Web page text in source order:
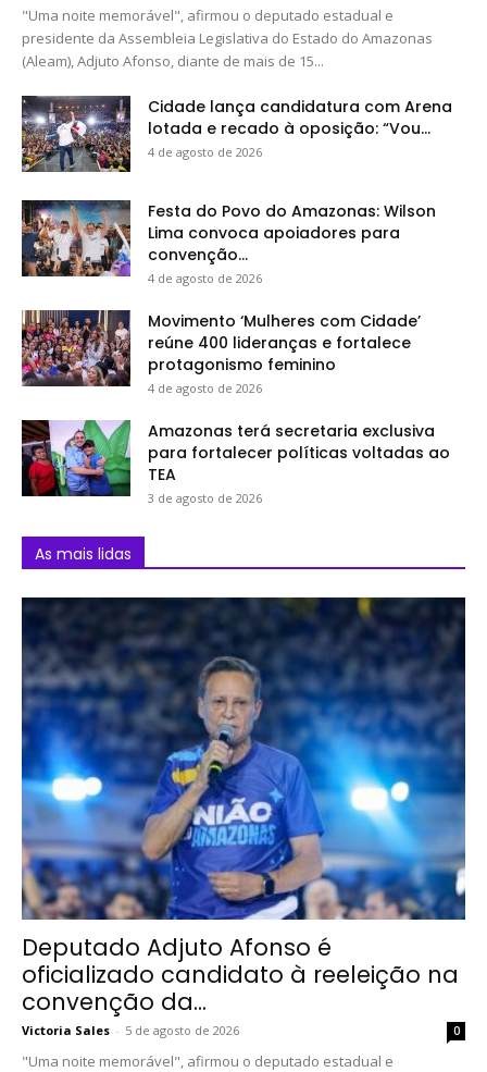
"Uma noite memorável", afirmou o deputado estadual e
presidente da Assembleia Legislativa do Estado do Amazonas
(Aleam), Adjuto Afonso, diante de mais de 15...
Cidade lança candidatura com Arena
lotada e recado à oposição: “Vou...
4 de agosto de 2026
Festa do Povo do Amazonas: Wilson
Lima convoca apoiadores para
convenção...
4 de agosto de 2026
Movimento ‘Mulheres com Cidade’
reúne 400 lideranças e fortalece
protagonismo feminino
4 de agosto de 2026
Amazonas terá secretaria exclusiva
para fortalecer políticas voltadas ao
TEA
3 de agosto de 2026
As mais lidas
Deputado Adjuto Afonso é
oficializado candidato à reeleição na
convenção da...
Victoria Sales - 5 de agosto de 2026 0
"Uma noite memorável", afirmou o deputado estadual e